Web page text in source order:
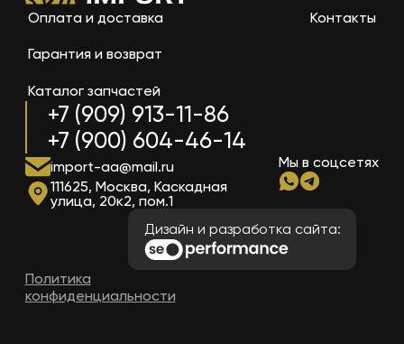
+7 (909) 913-11-86
+7 (900) 604-46-14
Оплата и доставка
Гарантия и возврат
Каталог запчастей
Контакты
import-aa@mail.ru
111625, Москва, Каскадная
улица, 20к2, пом.1
Мы в соцсетях
Дизайн и разработка сайта:
Политика
конфиденциальности